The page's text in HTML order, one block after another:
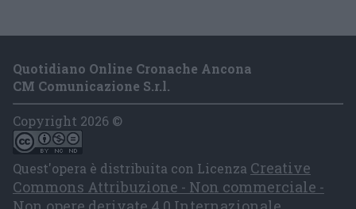
Quotidiano Online Cronache Ancona
CM Comunicazione S.r.l.
Copyright 2026 ©
Quest'opera è distribuita con Licenza Creative
Commons Attribuzione - Non commerciale -